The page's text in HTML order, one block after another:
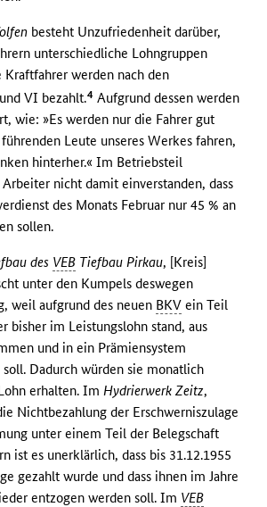
besteht Unzufriedenheit darüber,
unterschiedliche Lohngruppen
werden nach den
VI bezahlt.4 Aufgrund dessen werden
wie: »Es werden nur die Fahrer gut
Leute unseres Werkes fahren,
hinterher.« Im Betriebsteil
nicht damit einverstanden, dass
des Monats Februar nur 45 % an
sollen.
des VEB Tiefbau Pirkau, [Kreis]
unter den Kumpels deswegen
weil aufgrund des neuen BKV ein Teil
bisher im Leistungslohn stand, aus
und in ein Prämiensystem
Dadurch würden sie monatlich
erhalten. Im Hydrierwerk Zeitz,
Nichtbezahlung der Erschwerniszulage
unter einem Teil der Belegschaft
ist es unerklärlich, dass bis 31.12.1955
gezahlt wurde und dass ihnen im Jahre
entzogen werden soll. Im VEB